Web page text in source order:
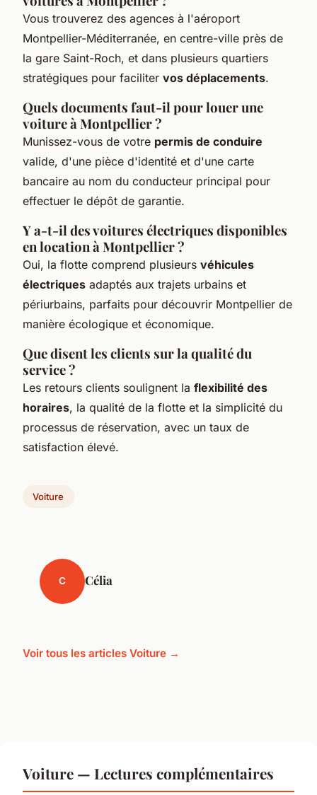
Vous trouverez des agences à l'aéroport
Montpellier-Méditerranée, en centre-ville près de
la gare Saint-Roch, et dans plusieurs quartiers
stratégiques pour faciliter vos déplacements.
Quels documents faut-il pour louer une
voiture à Montpellier ?
Munissez-vous de votre permis de conduire
valide, d'une pièce d'identité et d'une carte
bancaire au nom du conducteur principal pour
effectuer le dépôt de garantie.
Y a-t-il des voitures électriques disponibles
en location à Montpellier ?
Oui, la flotte comprend plusieurs véhicules
électriques adaptés aux trajets urbains et
périurbains, parfaits pour découvrir Montpellier de
manière écologique et économique.
Que disent les clients sur la qualité du
service ?
Les retours clients soulignent la flexibilité des
horaires, la qualité de la flotte et la simplicité du
processus de réservation, avec un taux de
satisfaction élevé.
Voiture
C Célia
Voir tous les articles Voiture →
Voiture — Lectures complémentaires